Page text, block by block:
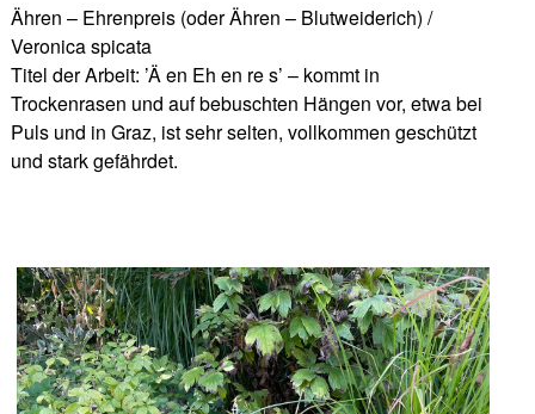
Ähren – Ehrenpreis (oder Ähren – Blutweiderich) /
Veronica spicata
Titel der Arbeit: ’Ä en Eh en re s’ – kommt in
Trockenrasen und auf bebuschten Hängen vor, etwa bei
Puls und in Graz, ist sehr selten, vollkommen geschützt
und stark gefährdet.